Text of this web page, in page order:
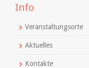
Info
Veranstaltungsorte
Aktuelles
Kontakte